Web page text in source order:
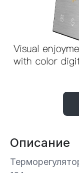
Описание